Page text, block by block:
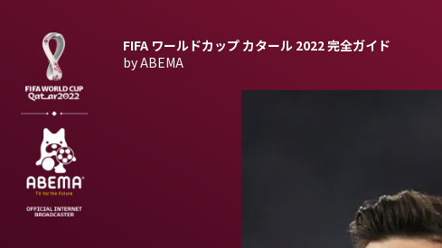
FIFA ワールドカップ カタール 2022完全ガイド
by ABEMA